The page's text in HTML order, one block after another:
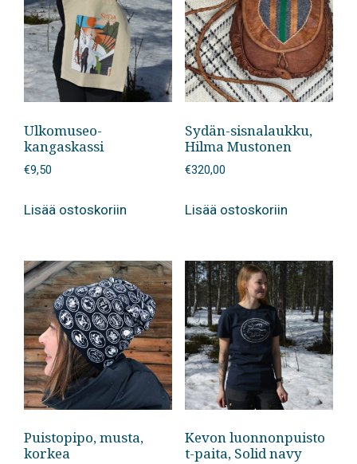
Ulkomuseo-
kangaskassi
€9,50
Lisää ostoskoriin
Sydän-sisnalaukku,
Hilma Mustonen
€320,00
Lisää ostoskoriin
Puistopipo, musta,
korkea
Kevon luonnonpuisto
t-paita, Solid navy